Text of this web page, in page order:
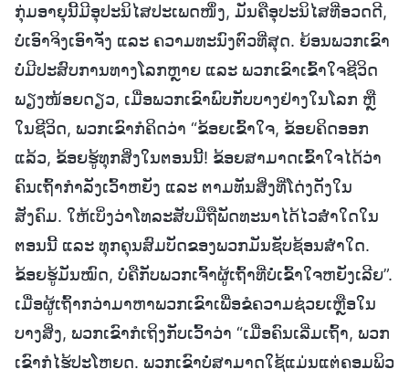
ກຸ່ມອາຍຸນີ້ມີອຸປະນິໄສປະເພດໜຶ່ງ, ມັນຄືອຸປະນິໄສທີ່ອວດດີ,
ບໍ່ເອົາຈິງເອົາຈັງ ແລະ ຄວາມທະນົງຕົວທີ່ສຸດ. ຍ້ອນພວກເຂົາ
ບໍ່ມີປະສົບການທາງໂລກຫຼາຍ ແລະ ພວກເຂົາເຂົ້າໃຈຊີວິດ
ພຽງໜ້ອຍດຽວ, ເມື່ອພວກເຂົາພົບກັບບາງຢ່າງໃນໂລກ ຫຼື
ໃນຊີວິດ, ພວກເຂົາກໍຄິດວ່າ “ຂ້ອຍເຂົ້າໃຈ, ຂ້ອຍຄິດອອກ
ແລ້ວ, ຂ້ອຍຮູ້ທຸກສິ່ງໃນຕອນນີ້! ຂ້ອຍສາມາດເຂົ້າໃຈໄດ້ວ່າ
ຄົນເຖົ້າກຳລັງເວົ້າຫຍັງ ແລະ ຕາມທັນສິ່ງທີ່ໂດ່ງດັງໃນ
ສັງຄົມ. ໃຫ້ເບິ່ງວ່າໂທລະສັບມືຖືພັດທະນາໄດ້ໄວສໍ່າໃດໃນ
ຕອນນີ້ ແລະ ທຸກຄຸນສົມບັດຂອງພວກມັນຊັບຊ້ອນສໍ່າໃດ.
ຂ້ອຍຮູ້ມັນໝົດ, ບໍ່ຄືກັບພວກເຈົ້າຜູ້ເຖົ້າທີ່ບໍ່ເຂົ້າໃຈຫຍັງເລີຍ”.
ເມື່ອຜູ້ເຖົ້າກວ່າມາຫາພວກເຂົາເພື່ອຂໍຄວາມຊ່ວຍເຫຼືອໃນ
ບາງສິ່ງ, ພວກເຂົາກໍເຖິງກັບເວົ້າວ່າ “ເມື່ອຄົນເລີ່ມເຖົ້າ, ພວກ
ເຂົາກໍໄຮ້ປະໂຫຍດ. ພວກເຂົາບໍ່ສາມາດໃຊ້ແມ່ນແຕ່ຄອມພິວ